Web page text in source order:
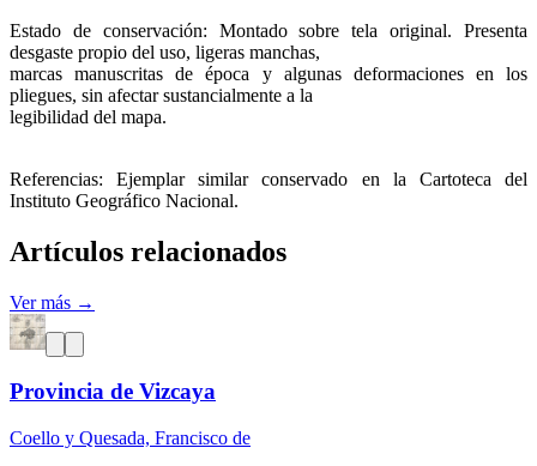
Estado de conservación: Montado sobre tela original. Presenta
desgaste propio del uso, ligeras manchas,
marcas manuscritas de época y algunas deformaciones en los
pliegues, sin afectar sustancialmente a la
legibilidad del mapa.
Referencias: Ejemplar similar conservado en la Cartoteca del
Instituto Geográfico Nacional.
Artículos relacionados
Ver más →
Provincia de Vizcaya
Coello y Quesada, Francisco de